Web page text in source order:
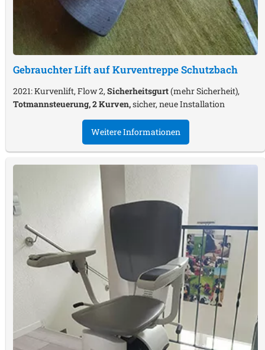
Gebrauchter Lift auf KurventreppeSchutzbach
2021: Kurvenlift, Flow 2, Sicherheitsgurt(mehr Sicherheit),
Totmannsteuerung, 2 Kurven,sicher, neue Installation
Weitere Informationen